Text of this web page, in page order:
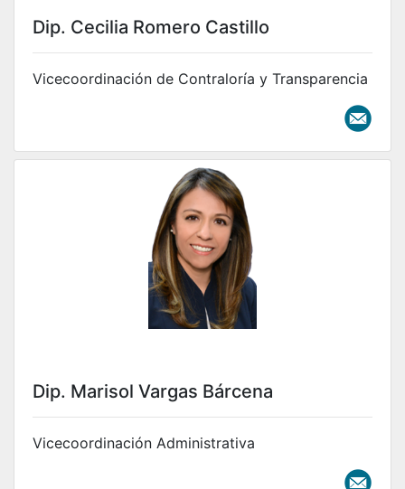
Dip. Cecilia Romero Castillo
Vicecoordinación de Contraloría y Transparencia
Dip. Marisol Vargas Bárcena
Vicecoordinación Administrativa